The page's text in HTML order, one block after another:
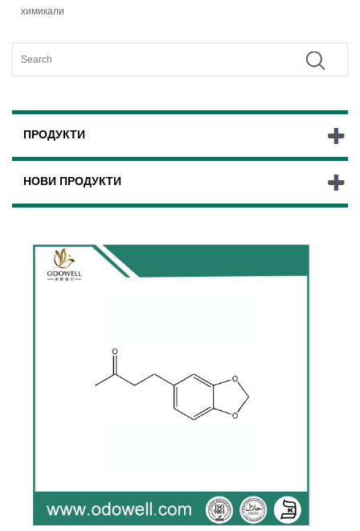
химикали
ПРОДУКТИ
НОВИ ПРОДУКТИ